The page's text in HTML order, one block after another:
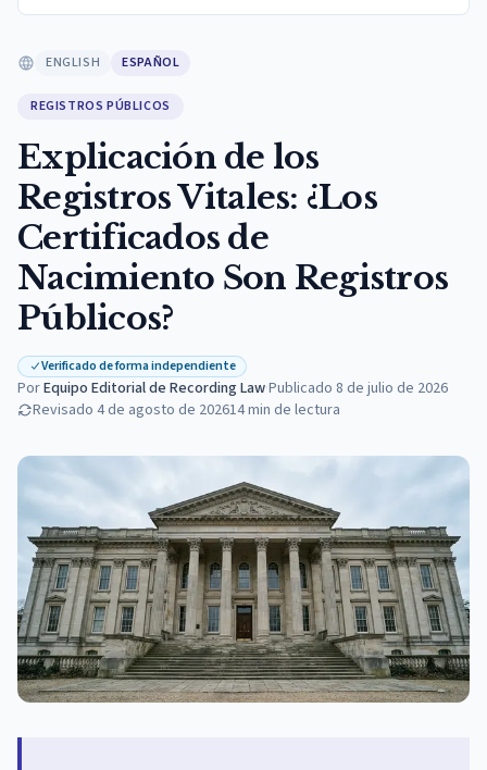
ENGLISH ESPAÑOL
REGISTROS PÚBLICOS
Explicación de los
Registros Vitales: ¿Los
Certificados de
Nacimiento Son Registros
Públicos?
Verificado de forma independiente
PorEquipo Editorial de Recording Law·Publicado 8 de julio de 2026
Revisado 4 de agosto de 202614min de lectura